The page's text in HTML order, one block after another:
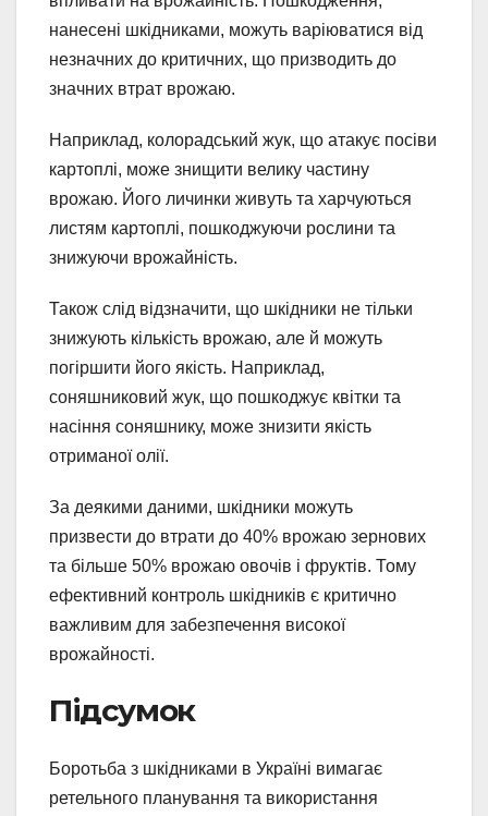
нанесені шкідниками, можуть варіюватися від
незначних до критичних, що призводить до
значних втрат врожаю.
Наприклад, колорадський жук, що атакує посіви
картоплі, може знищити велику частину
врожаю. Його личинки живуть та харчуються
листям картоплі, пошкоджуючи рослини та
знижуючи врожайність.
Також слід відзначити, що шкідники не тільки
знижують кількість врожаю, але й можуть
погіршити його якість. Наприклад,
соняшниковий жук, що пошкоджує квітки та
насіння соняшнику, може знизити якість
отриманої олії.
За деякими даними, шкідники можуть
призвести до втрати до 40% врожаю зернових
та більше 50% врожаю овочів і фруктів. Тому
ефективний контроль шкідників є критично
важливим для забезпечення високої
врожайності.
Підсумок
Боротьба з шкідниками в Україні вимагає
ретельного планування та використання